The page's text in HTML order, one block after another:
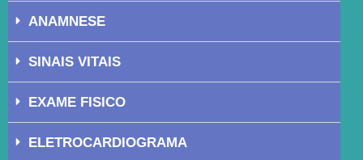
ANAMNESE
SINAIS VITAIS
EXAME FISICO
ELETROCARDIOGRAMA